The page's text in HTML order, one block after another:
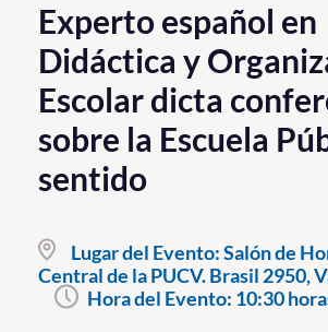
PUCV Internacional
Vinculación con el Medio
Admisión
Pregrado
Postgrado
Formación Continua
Experto español en
Didáctica y
Escolar dicta
sobre la Escuela
sentido
Lugar del Evento:Salón de
Central de la PUCV. Brasil 2950,
Hora del Evento: 10:30